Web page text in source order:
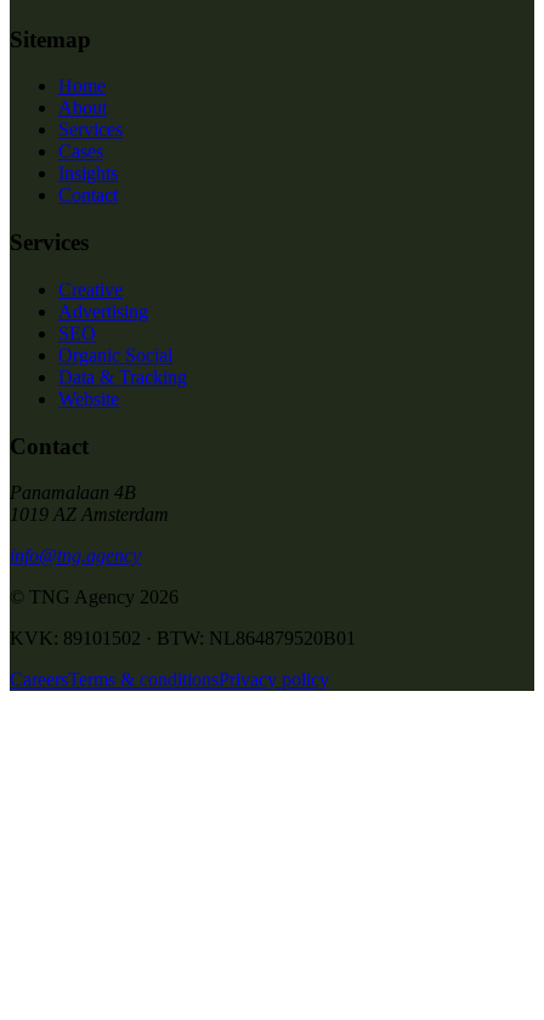
Sitemap
Home
About
Services
Cases
Insights
Contact
Services
Creative
Advertising
SEO
Organic Social
Data & Tracking
Website
Contact
Panamalaan 4B
1019 AZ Amsterdam
info@tng.agency
© TNG Agency 2026
KVK: 89101502 · BTW: NL864879520B01
CareersTerms & conditionsPrivacy policy